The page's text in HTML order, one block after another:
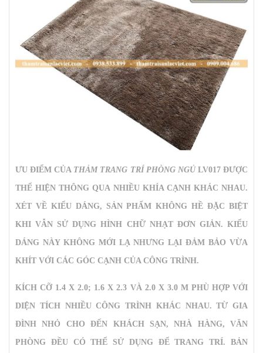
ƯU ĐIỂM CỦA THẢM TRANG TRÍ PHÒNG NGỦ LV017 ĐƯỢC
THỂ HIỆN THÔNG QUA NHIỀU KHÍA CẠNH KHÁC NHAU.
XÉT VỀ KIỂU DÁNG, SẢN PHẨM KHÔNG HỀ ĐẶC BIỆT
KHI VẪN SỬ DỤNG HÌNH CHỮ NHẠT ĐƠN GIẢN. KIỂU
DÁNG NÀY KHÔNG MỚI LẠ NHƯNG LẠI ĐẢM BẢO VỪA
KHÍT VỚI CÁC GÓC CẠNH CỦA CÔNG TRÌNH.
KÍCH CỠ 1.4 X 2.0; 1.6 X 2.3 VÀ 2.0 X 3.0 M PHÙ HỢP VỚI
DIỆN TÍCH NHIỀU CÔNG TRÌNH KHÁC NHAU. TỪ GIA
ĐÌNH NHỎ CHO ĐẾN KHÁCH SẠN, NHÀ HÀNG, VĂN
PHÒNG ĐỀU CÓ THỂ SỬ DỤNG ĐỂ TRANG TRÍ. BẢN